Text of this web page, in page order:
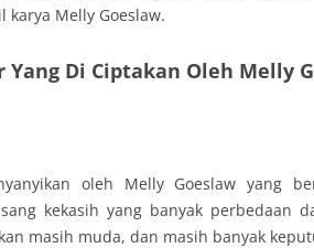
karya Melly Goeslaw.
Yang Di Ciptakan Oleh Melly
oleh Melly Goeslaw yang
kekasih yang banyak perbedaan
masih muda, dan masih banyak